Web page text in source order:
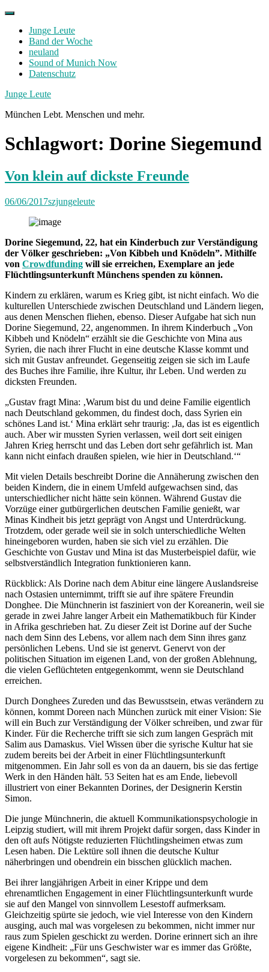
Skip
contentJunge Leute
Band der Woche
neuland
Sound of Munich Now
Datenschutz
Facebook
Twitter
Instagram
Junge Leute
München Lebt. Menschen und mehr.
Schlagwort: Dorine Siegemund
Von klein auf dickste Freunde
06/06/2017szjungeleute
Dorine Siegemund, 22, hat ein Kinderbuch zur Verständigung
der Völker geschrieben: „Von Kibbeh und Knödeln”. Mithilfe
von Crowdfunding will sie erreichen, Exemplare an jede
Flüchtlingsunterkunft Münchens spenden zu können.
Kindern zu erklären, warum es Krieg gibt, ist nicht einfach. Wo die
kulturellen Unterschiede zwischen Deutschland und Ländern liegen,
aus denen Menschen fliehen, ebenso. Dieser Aufgabe hat sich nun
Dorine Siegemund, 22, angenommen. In ihrem Kinderbuch „Von
Kibbeh und Knödeln“ erzählt sie die Geschichte von Mina aus
Syrien, die nach ihrer Flucht in eine deutsche Klasse kommt und
sich mit Gustav anfreundet. Gegenseitig zeigen sie sich im Laufe
des Buches ihre Familie, ihre Kultur, ihr Leben. Und werden zu
dicksten Freunden.
„Gustav fragt Mina: ‚Warum bist du und deine Familie eigentlich
nach Deutschland gekommen, du findest doch, dass Syrien ein
schönes Land ist.‘ Mina erklärt sehr traurig: ,Ja, das ist es eigentlich
auch. Aber wir mussten Syrien verlassen, weil dort seit einigen
Jahren Krieg herrscht und das Leben dort sehr gefährlich ist. Man
kann nicht einfach draußen spielen, wie hier in Deutschland.‘“
Mit vielen Details beschreibt Dorine die Annäherung zwischen den
beiden Kindern, die in einem Umfeld aufgewachsen sind, das
unterschiedlicher nicht hätte sein können. Während Gustav die
Vorzüge einer gutbürgerlichen deutschen Familie genießt, war
Minas Kindheit bis jetzt geprägt von Angst und Unterdrückung.
Trotzdem, oder gerade weil sie in solch unterschiedliche Welten
hineingeboren wurden, haben sie sich viel zu erzählen. Die
Geschichte von Gustav und Mina ist das Musterbeispiel dafür, wie
selbstverständlich Integration funktionieren kann.
Rückblick: Als Dorine nach dem Abitur eine längere Auslandsreise
nach Ostasien unternimmt, trifft sie auf ihre spätere Freundin
Donghee. Die Münchnerin ist fasziniert von der Koreanerin, weil sie
gerade in zwei Jahre langer Arbeit ein Mathematikbuch für Kinder
in Afrika geschrieben hat. Zu dieser Zeit ist Dorine auf der Suche
nach dem Sinn des Lebens, vor allem nach dem Sinn ihres ganz
persönlichen Lebens. Und sie ist genervt. Genervt von der
politischen Situation im eigenen Land, von der großen Ablehnung,
die vielen Geflüchteten entgegenkommt, wenn sie Deutschland
erreichen.
Durch Donghees Zureden und das Bewusstsein, etwas verändern zu
können, kommt Doreen nach München zurück mit einer Vision: Sie
will ein Buch zur Verständigung der Völker schreiben, und zwar für
Kinder. Für die Recherche trifft sie sich zum langen Gespräch mit
Salim aus Damaskus. Viel Wissen über die syrische Kultur hat sie
zudem bereits bei der Arbeit in einer Flüchtlingsunterkunft
mitgenommen. Ein Jahr soll es von da an dauern, bis sie das fertige
Werk in den Händen hält. 53 Seiten hat es am Ende, liebevoll
illustriert von einer Bekannten Dorines, der Designerin Kerstin
Simon.
Die junge Münchnerin, die aktuell Kommunikationspsychologie in
Leipzig studiert, will mit ihrem Projekt dafür sorgen, dass Kinder in
den oft aufs Nötigste reduzierten Flüchtlingsheimen etwas zum
Lesen haben. Die Lektüre soll ihnen die deutsche Kultur
näherbringen und obendrein ein bisschen glücklich machen.
Bei ihrer langjährigen Arbeit in einer Krippe und dem
ehrenamtlichen Engagement in einer Flüchtlingsunterkunft wurde
sie auf den Mangel von sinnvollem Lesestoff aufmerksam.
Gleichzeitig spürte sie jedoch, wie viel Interesse von den Kindern
ausging, auch mal was vorgelesen zu bekommen, nicht immer nur
raus zum Spielen geschickt zu werden. Dorine erinnert sich an ihre
eigene Kindheit: „Für uns Geschwister war es immer das Größte,
vorgelesen zu bekommen“, sagt sie.